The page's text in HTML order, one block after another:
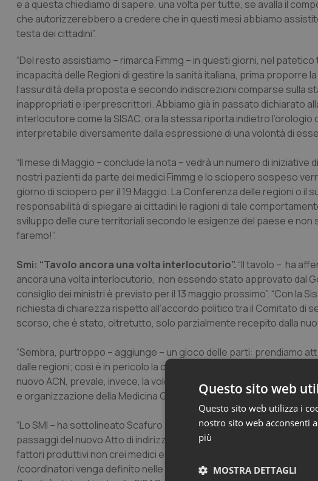
e a questa chiediamo di sapere, una volta per tutte, se avalla il
che autorizzerebbero a credere che in questi mesi abbiamo
testa dei cittadini”.
“Del resto assistiamo – rimarca Fimmg – in questi giorni, nel
incapacità delle Regioni di gestire la sanità italiana, prima proporre
l’assurdità della proposta e secondo indiscrezioni comparse sulla
inappropriati e iperprescrittori. Abbiamo già in passato dichiarato
interlocutore come la SISAC, ora la stessa riporta indietro
interpretabile diversamente dalla espressione di una volontà di
“Il mese di Maggio – conclude la nota – vedrà un numero di
nostri pazienti da parte dei medici Fimmg e lo sciopero sospeso
giorno di sciopero per il 19 Maggio. La Conferenza delle regioni o il
responsabilità di spiegare ai cittadini le ragioni di tale
sviluppo delle cure territoriali secondo le esigenze del paese e
faremo!”.
Smi: “Tavolo ancora una volta interlocutorio”. “Il tavolo – ha
ancora una volta interlocutorio, non essendo stato approvato dal
consiglio dei ministri è previsto per il 13 maggio prossimo”. “Con la
richiesta di chiarezza rispetto all’accordo politico tra il Comitato di
scorso, che è stato, oltretutto, solo parzialmente recepito dalla
“Sembra, purtroppo – aggiunge – un gioco delle parti: prendiamo
dalle regioni; così è in pericolo la costruzione stessa di una cornice
nuovo ACN, prevale, invece, la volontà delle regioni stesse di
e organizzazione della Medicina Generale”.
“Lo SMI – ha sottolineato Scafuro – ha ribadito che per avviare una
passaggi del nuovo Atto di indirizzo sia autorizzata a trattare per
fattori produttivi non crei medici e pazienti di serie B; che nessun
/coordinatori venga definito nelle AFT e nelle UCCP, pena la
Questo sito web
Questo sito web utilizza i
nostro sito web acconsenti
più
MOSTRA DETTAGLI